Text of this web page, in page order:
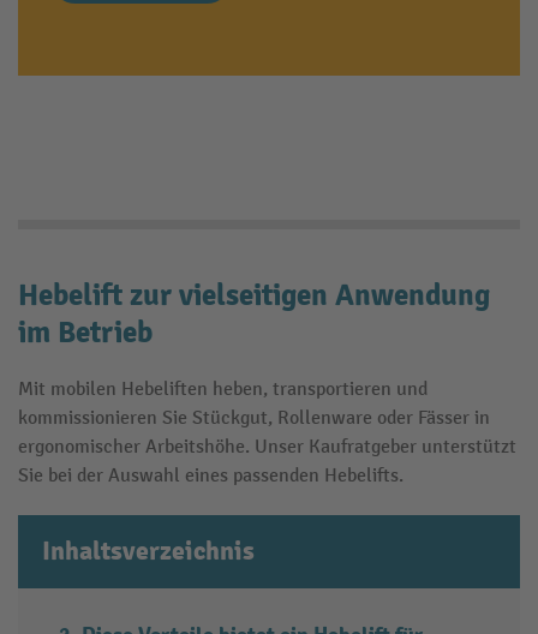
Hebelift zur vielseitigen Anwendung
im Betrieb
Mit mobilen Hebeliften heben, transportieren und
kommissionieren Sie Stückgut, Rollenware oder Fässer in
ergonomischer Arbeitshöhe. Unser Kaufratgeber unterstützt
Sie bei der Auswahl eines passenden Hebelifts.
Inhaltsverzeichnis